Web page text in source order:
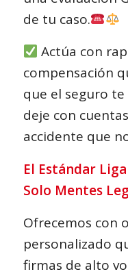
de tu caso.
Actúa con
compensación
que el seguro
deje con
accidente que
El Estándar
Solo Mentes
Ofrecemos con
personalizado
firmas de alto